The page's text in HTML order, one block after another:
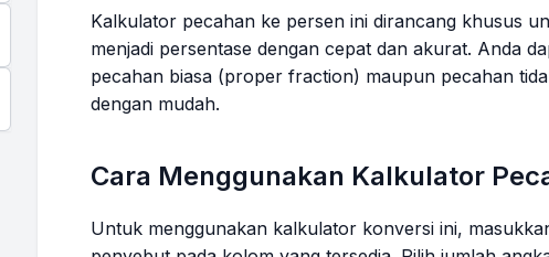
Kalkulator pecahan ke persen ini dirancang khusus
menjadi persentase dengan cepat dan akurat. Anda
pecahan biasa (proper fraction) maupun pecahan
dengan mudah.
Cara Menggunakan Kalkulator
Untuk menggunakan kalkulator konversi ini,